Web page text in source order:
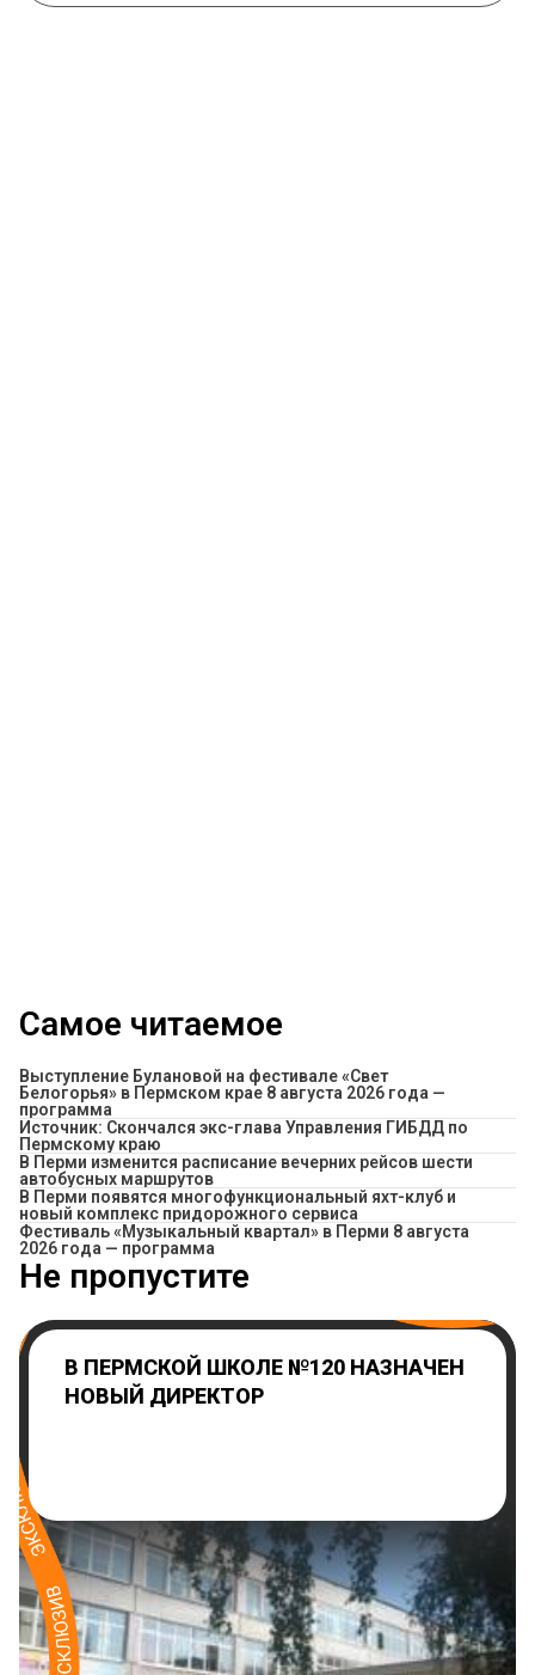
Самое читаемое
Выступление Булановой на фестивале «Свет
Белогорья» в Пермском крае 8 августа 2026 года —
программа
Источник: Скончался экс-глава Управления ГИБДД по
Пермскому краю
​В Перми изменится расписание вечерних рейсов шести
автобусных маршрутов
В Перми появятся многофункциональный яхт-клуб и
новый комплекс придорожного сервиса
Фестиваль «Музыкальный квартал» в Перми 8 августа
2026 года — программа
Не пропустите
В ПЕРМСКОЙ ШКОЛЕ №120 НАЗНАЧЕН
НОВЫЙ ДИРЕКТОР